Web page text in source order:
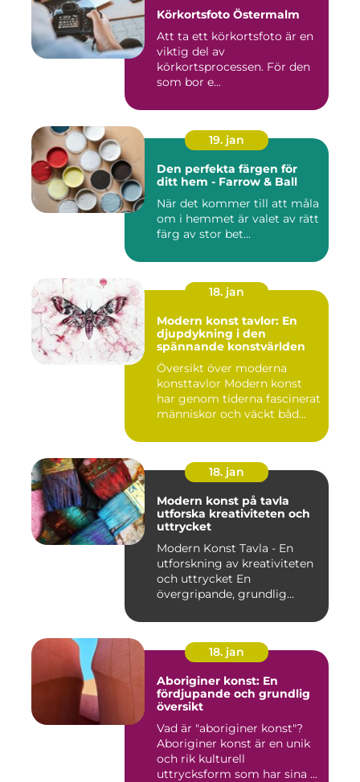
Körkortsfoto Östermalm
Att ta ett körkortsfoto är en
viktig del av
körkortsprocessen. För den
som bor e...
19. jan
Den perfekta färgen för
ditt hem - Farrow & Ball
När det kommer till att måla
om i hemmet är valet av rätt
färg av stor bet...
18. jan
Modern konst tavlor: En
djupdykning i den
spännande konstvärlden
Översikt över moderna
konsttavlor Modern konst
har genom tiderna fascinerat
människor och väckt båd...
18. jan
Modern konst på tavla
utforska kreativiteten och
uttrycket
Modern Konst Tavla - En
utforskning av kreativiteten
och uttrycket En
övergripande, grundlig
18. jan
Aboriginer konst: En
fördjupande och grundlig
översikt
Vad är "aboriginer konst"?
Aboriginer konst är en unik
och rik kulturell
uttrycksform som har sina ...